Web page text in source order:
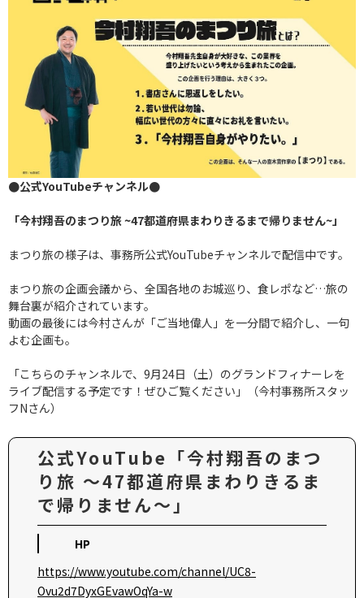
●公式YouTubeチャンネル●
「今村翔吾のまつり旅 ~47都道府県まわりきるまで帰りません~」
まつり旅の様子は、事務所公式YouTubeチャンネルで配信中です。
まつり旅の企画会議から、全国各地のお城巡り、食レポなど…旅の
舞台裏が紹介されています。
動画の最後には今村さんが「ご当地偉人」を一分間で紹介し、一句
よむ企画も。
「こちらのチャンネルで、9月24日（土）のグランドフィナーレを
ライブ配信する予定です！ぜひご覧ください」（今村事務所スタッ
フNさん）
公式YouTube「今村翔吾のまつ
り旅 ～47都道府県まわりきるま
で帰りません～」
HP
https://www.youtube.com/channel/UC8-
Ovu2d7DyxGEvawOqYa-w